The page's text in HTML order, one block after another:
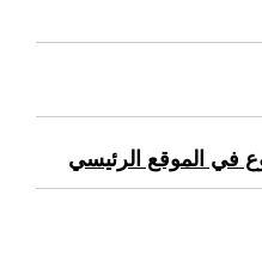
في الموقع الرئيسي